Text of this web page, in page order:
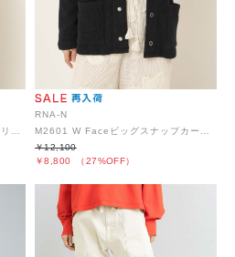
RNA-N
￥8,800 （27%OFF）
￥12,100